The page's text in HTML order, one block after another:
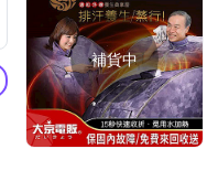
補貨中